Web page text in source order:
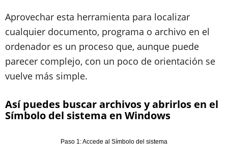
Aprovechar esta herramienta para localizar
cualquier documento, programa o archivo en el
ordenador es un proceso que, aunque puede
parecer complejo, con un poco de orientación se
vuelve más simple.
Así puedes buscar archivos y abrirlos en el
Símbolo del sistema en Windows
Paso 1: Accede al Símbolo del sistema